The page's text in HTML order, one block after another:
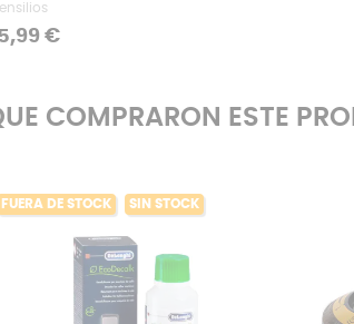
€
COMPRARON ESTE
FUERA DE STOCK SIN STOCK